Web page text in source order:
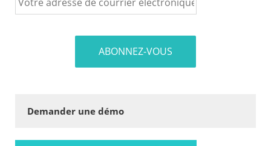
Demander une démo